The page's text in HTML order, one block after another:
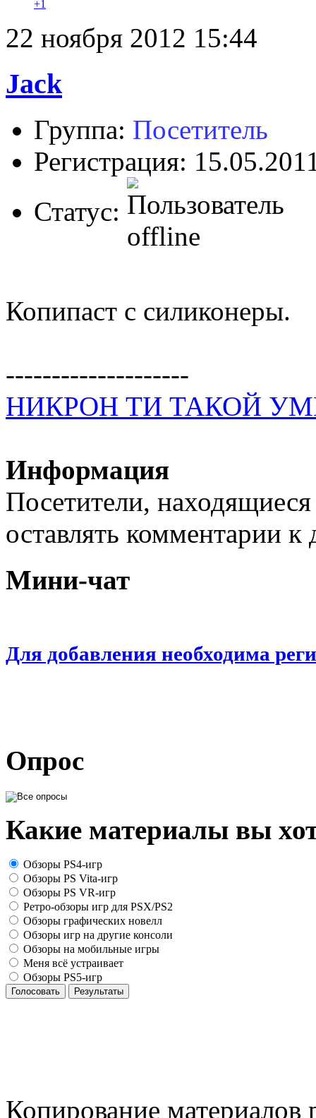
+1
22 ноября 2012 15:44
Jack
Группа: Посетитель
Регистрация:
Статус:
Копипаст с силиконеры.
--------------------
НИКРОН ТИ ТАКОЙ
Информация
Посетители,
оставлять комментарии
Мини-чат
Для добавления необходима
Опрос
Какие материалы вы
Обзоры PS4-игр
Обзоры PS Vita-игр
Обзоры PS VR-игр
Ретро-обзоры игр для PSX/PS2
Обзоры графических новелл
Обзоры игр на другие консоли
Обзоры на мобильные игры
Меня всё устраивает
Обзоры PS5-игр
Голосовать Результаты
Копирование материалов